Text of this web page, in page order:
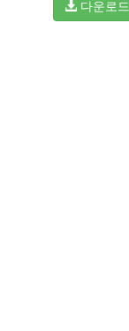
다운로드